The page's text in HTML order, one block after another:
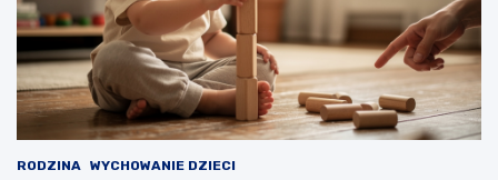
RODZINA WYCHOWANIE DZIECI